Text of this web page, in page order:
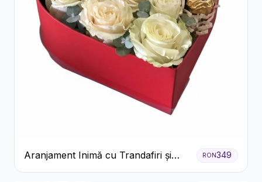
Aranjament Inimă cu Trandafiri și
Praline Ferrero
RON349